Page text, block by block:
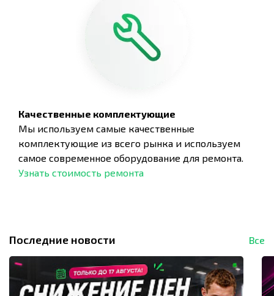
Качественные комплектующие
Мы используем самые качественные
комплектующие из всего рынка и используем
самое современное оборудование для ремонта.
Узнать стоимость ремонта
Последние новости Все